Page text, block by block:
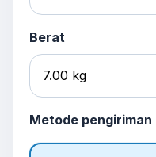
Berat
Metode pengiriman